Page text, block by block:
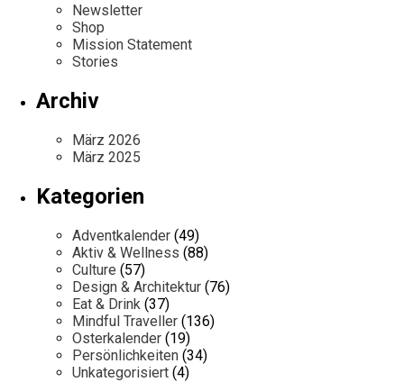
Newsletter
Shop
Mission Statement
Stories
Archiv
März 2026
März 2025
Kategorien
Adventkalender (49)
Aktiv & Wellness (88)
Culture (57)
Design & Architektur (76)
Eat & Drink (37)
Mindful Traveller (136)
Osterkalender (19)
Persönlichkeiten (34)
Unkategorisiert (4)